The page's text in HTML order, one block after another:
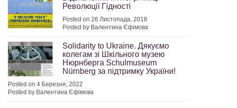
Революції Гідності
Posted on 26 Листопада, 2018
Posted by Валентина Єфімова
Solidarity to Ukraine. Дякуємо
колегам зі Шкільного музею
Нюрнберга Schulmuseum
Nürnberg за підтримку України!
Posted on 4 Березня, 2022
Posted by Валентина Єфімова